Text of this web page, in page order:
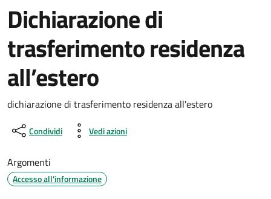
Dichiarazione di
trasferimento residenza
all’estero
Dettagli del documento
dichiarazione di trasferimento residenza all'estero
Condividi Vedi azioni
Argomenti
Accesso all'informazione